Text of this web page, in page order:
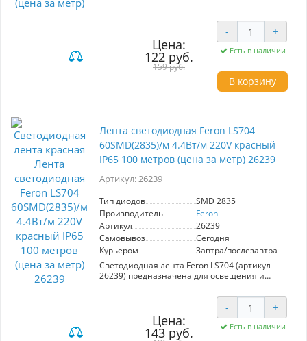
светодиодов на метр, мощность 1,44 Вт/м,
напряжение 220 В. Защита IP65 обеспечивает
устойчивость к влаге и пыли. В комплект
входят 2 заглушки, 2 сетевых шнура и 2
коннектора. Возможность резки через каждые
2 метра позволяет легко адаптировать длину
под любые нужды. Идеален для праздничного
Цена:
122 руб.
159 руб.
- +
Есть в наличии
В корзину
Лента светодиодная Feron LS704
60SMD(2835)/м 4.4Вт/м 220V красный
IP65 100 метров (цена за метр) 26239
Артикул: 26239
Тип диодов
SMD 2835
Производитель
Feron
Артикул
26239
Самовывоз
Сегодня
Курьером
Завтра/послезавтра
Светодиодная лента Feron LS704 (артикул
26239) предназначена для освещения и
- Длина: 100 м
- Тип диодов: SMD 2835
- Количество диодов: 60 на метр
Цена:
143 руб.
- +
Есть в наличии